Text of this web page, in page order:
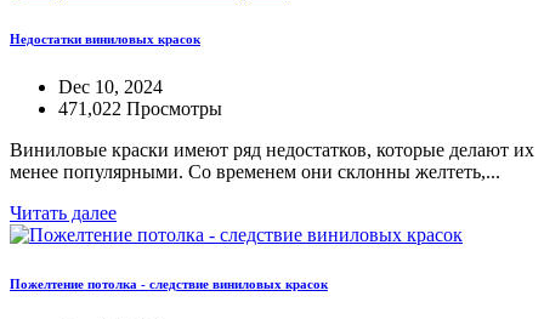
Недостатки виниловых красок
Dec 10, 2024
471,022 Просмотры
Виниловые краски имеют ряд недостатков, которые делают их
менее популярными. Со временем они склонны желтеть,...
Читать далее
Пожелтение потолка - следствие виниловых красок